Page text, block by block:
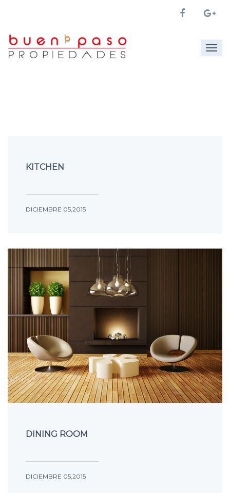
KITCHEN
DICIEMBRE 05,2015
DINING ROOM
DICIEMBRE 05,2015